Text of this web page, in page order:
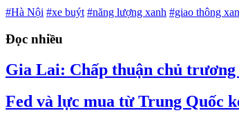
#Hà Nội #xe buýt #năng lượng xanh #giao thông
Đọc nhiều
Gia Lai: Chấp thuận chủ trương
Fed và lực mua từ Trung Quốc